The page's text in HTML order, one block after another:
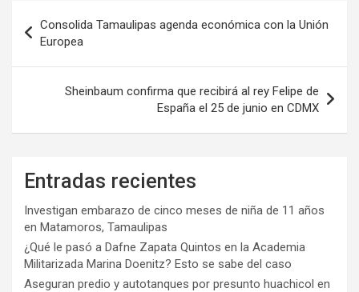
de
entradas
Consolida Tamaulipas agenda económica con la Unión
Europea
Sheinbaum confirma que recibirá al rey Felipe de
España el 25 de junio en CDMX
Entradas recientes
Investigan embarazo de cinco meses de niña de 11 años
en Matamoros, Tamaulipas
¿Qué le pasó a Dafne Zapata Quintos en la Academia
Militarizada Marina Doenitz? Esto se sabe del caso
Aseguran predio y autotanques por presunto huachicol en